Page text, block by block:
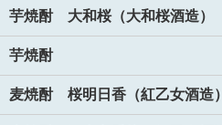
芋焼酎 大和桜（大和桜酒造）
芋焼酎
麦焼酎 桜明日香（紅乙女酒造）